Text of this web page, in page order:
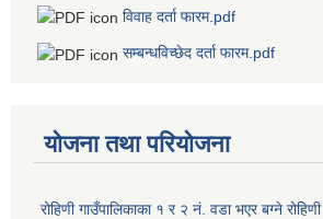
विवाह दर्ता फारम.pdf
सम्बन्धविच्छेद दर्ता फारम.pdf
योजना तथा परियोजना
रोहिणी गाउँपालिकाका १ र २ नं. वडा भएर बग्ने